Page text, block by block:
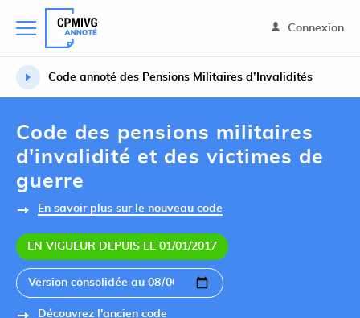
Connexion
Code annoté des Pensions Militaires d’Invalidités
Code des pensions militaires
d'invalidité et des victimes de
guerre
En savoir plus sur le nouveau code
EN VIGUEUR DEPUIS LE 01/01/2017
Découvrez l'ancien code